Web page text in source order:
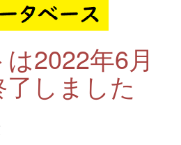
2022年6月
しました